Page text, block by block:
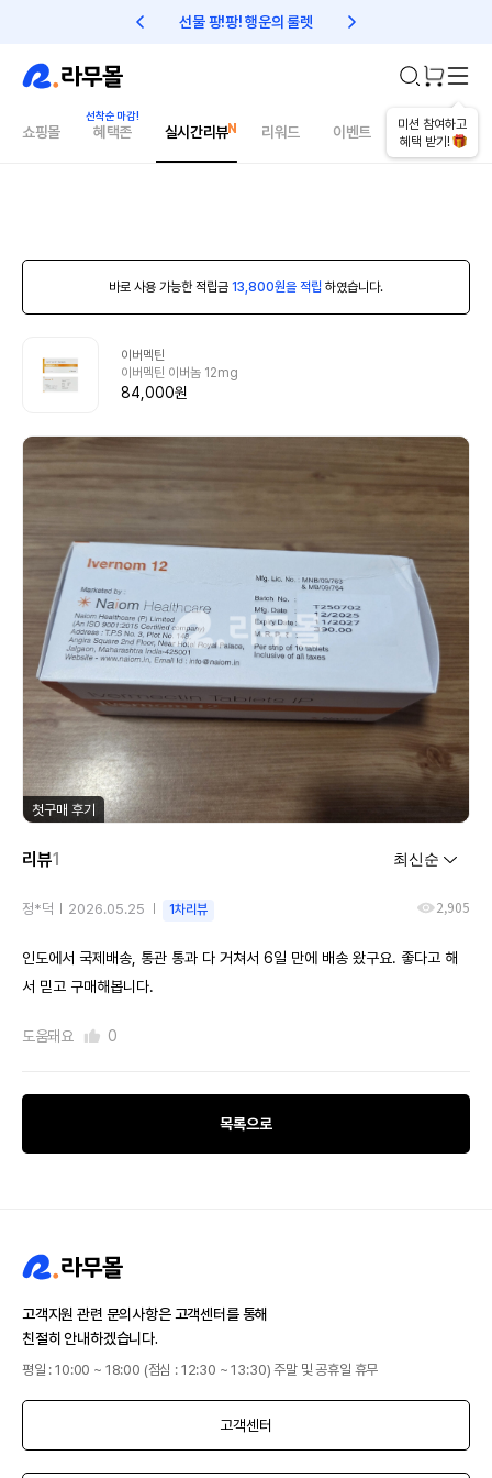
선물 팡!팡! 행운의 룰렛 친구초대 1만원 리워드!
미션 참여하고
혜택 받기!
쇼핑몰 혜택존 실시간리뷰 리워드 이벤트 건강매거진
바로 사용 가능한 적립금 13,800원을 적립 하였습니다.
이버멕틴
이버멕틴 이버놈 12mg
84,000원
첫구매 후기
리뷰1
정*덕 2026.05.25 1차리뷰 2,905
인도에서 국제배송, 통관 통과 다 거쳐서 6일 만에 배송 왔구요. 좋다고 해
서 믿고 구매해봅니다.
도움돼요 0
목록으로
고객지원 관련 문의사항은 고객센터를 통해
친절히 안내하겠습니다.
평일 : 10:00 ~ 18:00 (점심 : 12:30 ~ 13:30) 주말 및 공휴일 휴무
고객센터